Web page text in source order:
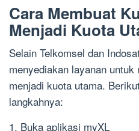
Cara Membuat
Menjadi Kuota
Selain Telkomsel dan
menyediakan layanan
menjadi kuota utama.
langkahnya:
1. Buka aplikasi myXL